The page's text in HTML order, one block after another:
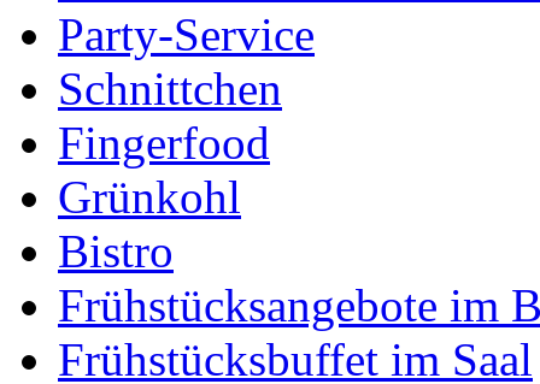
Party-Service
Schnittchen
Fingerfood
Grünkohl
Bistro
Frühstücksangebote im
Frühstücksbuffet im Saal